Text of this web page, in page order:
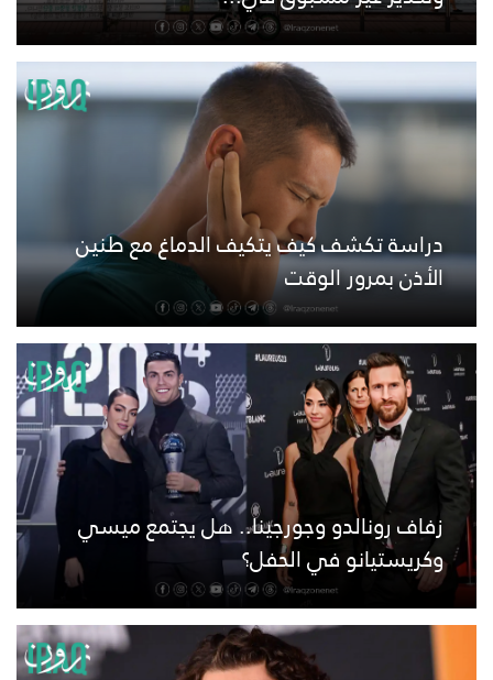
دراسة تكشف كيف يتكيف الدماغ مع طنين
الأذن بمرور الوقت
زفاف رونالدو وجورجينا.. هل يجتمع ميسي
وكريستيانو في الحفل؟